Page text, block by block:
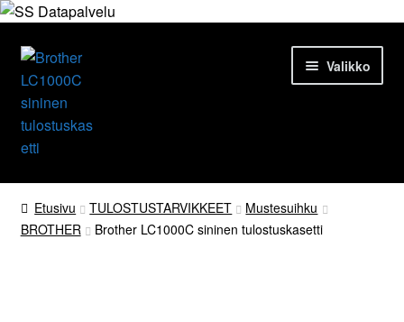
Siirry
navigointiin
Siirry
sisältöön
Valikko
Etusivu
Tuotteet
Etusivu TULOSTUSTARVIKKEET
Mustesuihku
BROTHER
Brother LC1000C sininen tulostuskasetti